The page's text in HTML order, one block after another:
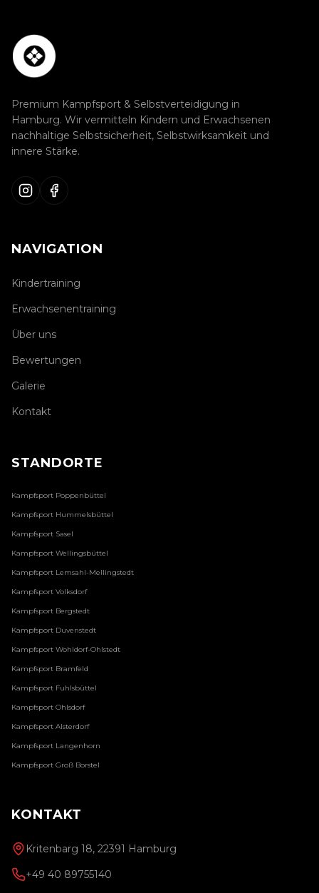
Premium Kampfsport & Selbstverteidigung in
Hamburg. Wir vermitteln Kindern und Erwachsenen
nachhaltige Selbstsicherheit, Selbstwirksamkeit und
innere Stärke.
NAVIGATION
Kindertraining
Erwachsenentraining
Über uns
Bewertungen
Galerie
Kontakt
STANDORTE
Kampfsport Poppenbüttel
Kampfsport Hummelsbüttel
Kampfsport Sasel
Kampfsport Wellingsbüttel
Kampfsport Lemsahl-Mellingstedt
Kampfsport Volksdorf
Kampfsport Bergstedt
Kampfsport Duvenstedt
Kampfsport Wohldorf-Ohlstedt
Kampfsport Bramfeld
Kampfsport Fuhlsbüttel
Kampfsport Ohlsdorf
Kampfsport Alsterdorf
Kampfsport Langenhorn
Kampfsport Groß Borstel
KONTAKT
Kritenbarg 18, 22391 Hamburg
+49 40 89755140